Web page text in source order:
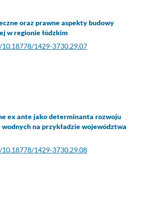
oraz prawne aspekty budowy
w regionie łódzkim
1429-3730.29.07
ex ante jako determinanta rozwoju
na przykładzie województwa
1429-3730.29.08